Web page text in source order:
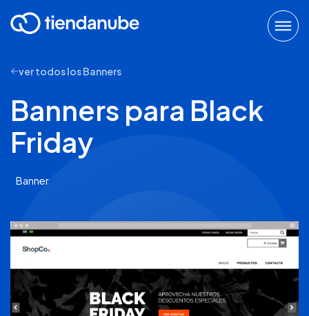
ver todos los Banners
Banners para Black
Friday
Banner